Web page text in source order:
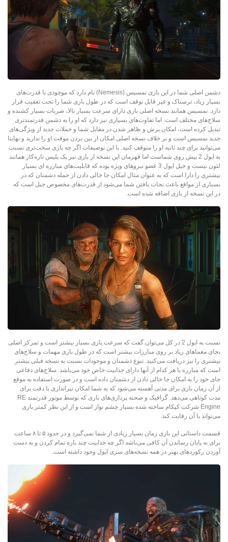
دشمن اصلی شما در این بازی نمسیس (Nemesis) نام دارد که موجودی با قدرت‌های
بسیار زیاد، ترسناک و غیر قابل توقف است که در طول بازی شما را تحت تعقیب قرار
دارد. نمسیس همانند نسخه اصلی بازی دارای سرعت بسیار بالا، ضربات بسیار کشنده و
سلاح‌های مختلف است. اما تفاوت‌های بسیاری نیز دارد که او را به دشمن قدرتمندتری
تبدیل کرده است، امکان پرش و ظاهر شدن در مقابل شما و حملات جدید از ویژگی‌های
جدید نمسیس است و بر خلاف نسخه اصلی امکان از بین بردن موقت او را ندارید و نهایتا
می‌توانید برای چند ثانیه او را متوقف کنید. با این توصیفات اگر چه بازی سخت‌تری نسبت
به ایول 2 پیش روی شماست اما قهرمان این نسخه از بازی نیز یک پلیس تازه‌کار همانند
لئون نیست و جیل ایول 3 عضو نیروهای ویژه بوده که قابلیت‌های مبارزه ای بسیار
بیشتری را دارا است که به عنوان مثال امکان جا خالی دادن از حمله دشمنان که در
بسیاری از مواقع باعث نجات یافتن شما می‌شود از قدرت‌های مخصوص جیل است که
در این نسخه از بازی اضافه شده است.
نسبت به ایول 2 در کل می‌توان گفت که سرعت بازی بسیار بیشتر است و تمرکز اصلی
بجای معماهای زیاد بر روی مبارزات بیشتر است که در طول بازی مهمات و سلاح‌های
بیشتری را نیز دریافت می‌کنید. تنوع دشمنان و موجودات نسبت به نسخه قبلی بیشتر
است که مبارزه با هر کدام از آنها دارای جذابیت خاص خود می‌باشد. سلاح‌های دفاعی
جای خود را به امکان جا خالی دادن از دشمنان داده است و در صورت استفاده به موقع
از آن زمان بازی برای مدتی آهسته می‌شود که به شما امکان تیراندازی با دقت برای
مدت کوتاهی می‌دهد. گرافیک و صحنه پردازی‌های بازی که توسط موتور قدرتمند RE
Engine شرکت کپکام ساخته شده بسیار چشم نواز است و از این نظر کمتر بازی
می‌تواند با آن رقابت کند.
قسمت داستانی این بازی زمان بسیار زیادی از شما نمی‌گیرد و در حدود ۵ تا ۸ ساعت
برای به پایان رساندن آن کافی می‌باشد اگر چه جذابیت چند باره تمام کردن و به دست
آوردن رکورد‌های بهتر در همه نسخه‌های سری ایول وجود داشته است.